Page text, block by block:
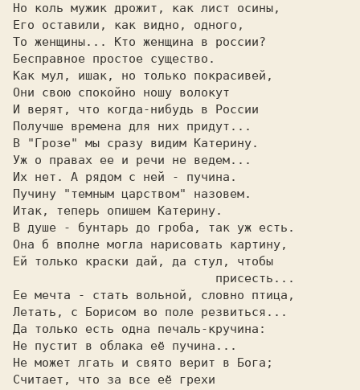
Но коль мужик дрожит, как лист осины,
Его оставили, как видно, одного,
То женщины... Кто женщина в россии?
Бесправное простое существо.
Как мул, ишак, но только покрасивей,
Они свою спокойно ношу волокут
И верят, что когда-нибудь в России
Получше времена для них придут...
В "Грозе" мы сразу видим Катерину.
Уж о правах ее и речи не ведем...
Их нет. А рядом с ней - пучина.
Пучину "темным царством" назовем.
Итак, теперь опишем Катерину.
В душе - бунтарь до гроба, так уж есть.
Она б вполне могла нарисовать картину,
Ей только краски дай, да стул, чтобы
Ее мечта - стать вольной, словно птица,
Летать, с Борисом во поле резвиться...
Не пустит в облака её пучина...
Не может лгать и свято верит в Бога;
Считает, что за все её грехи